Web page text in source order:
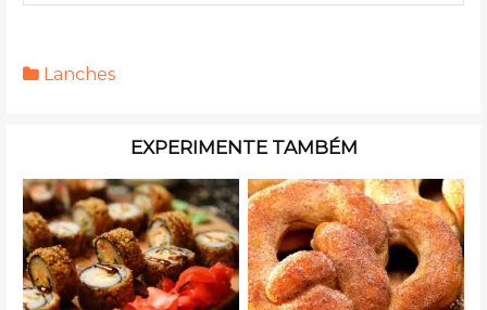
Lanches
EXPERIMENTE TAMBÉM